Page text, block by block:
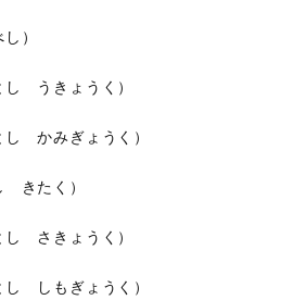
）
し うきょうく）
し かみぎょうく）
きたく）
し さきょうく）
し しもぎょうく）